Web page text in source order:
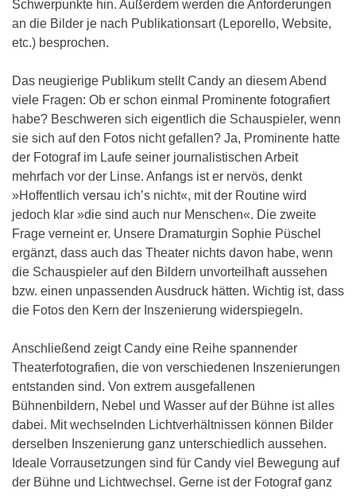
Schwerpunkte hin. Außerdem werden die Anforderungen
an die Bilder je nach Publikationsart (Leporello, Website,
etc.) besprochen.
Das neugierige Publikum stellt Candy an diesem Abend
viele Fragen: Ob er schon einmal Prominente fotografiert
habe? Beschweren sich eigentlich die Schauspieler, wenn
sie sich auf den Fotos nicht gefallen? Ja, Prominente hatte
der Fotograf im Laufe seiner journalistischen Arbeit
mehrfach vor der Linse. Anfangs ist er nervös, denkt
»Hoffentlich versau ich’s nicht«, mit der Routine wird
jedoch klar »die sind auch nur Menschen«. Die zweite
Frage verneint er. Unsere Dramaturgin Sophie Püschel
ergänzt, dass auch das Theater nichts davon habe, wenn
die Schauspieler auf den Bildern unvorteilhaft aussehen
bzw. einen unpassenden Ausdruck hätten. Wichtig ist, dass
die Fotos den Kern der Inszenierung widerspiegeln.
Anschließend zeigt Candy eine Reihe spannender
Theaterfotografien, die von verschiedenen Inszenierungen
entstanden sind. Von extrem ausgefallenen
Bühnenbildern, Nebel und Wasser auf der Bühne ist alles
dabei. Mit wechselnden Lichtverhältnissen können Bilder
derselben Inszenierung ganz unterschiedlich aussehen.
Ideale Vorrausetzungen sind für Candy viel Bewegung auf
der Bühne und Lichtwechsel. Gerne ist der Fotograf ganz